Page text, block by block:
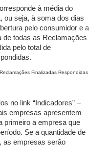
à média do
ou seja, à soma dos dias
pelo consumidor e a
de todas as Reclamações
pelo total de
Finalizadas Respondidas
no link “Indicadores” –
empresas apresentem
primeiro a empresa que
Se a quantidade de
as empresas serão